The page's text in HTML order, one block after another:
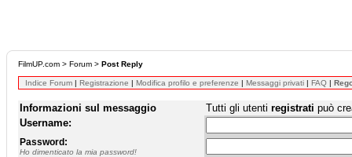
FilmUP.com > Forum > Post Reply
Indice Forum | Registrazione | Modifica profilo e preferenze | Messaggi privati | FAQ |
Informazioni sul messaggio Tutti gli utenti registrati può
Username:
Password:
Ho dimenticato la mia password!